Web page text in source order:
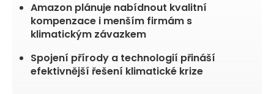
Amazon plánuje nabídnout kvalitní
kompenzace i menším firmám s
klimatickým závazkem
Spojení přírody a technologií přináší
efektivnější řešení klimatické krize